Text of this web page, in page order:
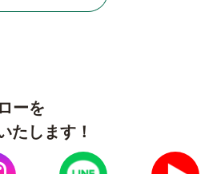
ーを
たします！